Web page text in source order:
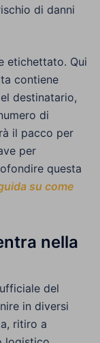
di danni
etichettato. Qui
contiene
destinatario,
di
il pacco per
per
questa
su come
nella
del
in diversi
ritiro a